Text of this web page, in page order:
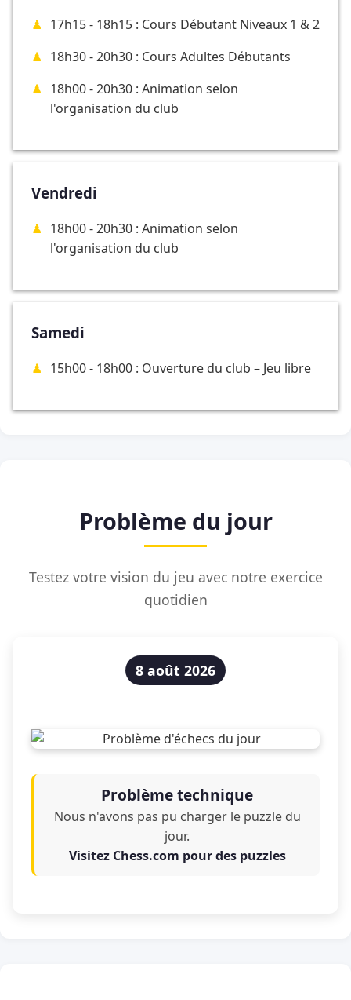
17h15 - 18h15 : Cours Débutant Niveaux 1 & 2
18h30 - 20h30 : Cours Adultes Débutants
18h00 - 20h30 : Animation selon
l'organisation du club
Vendredi
18h00 - 20h30 : Animation selon
l'organisation du club
Samedi
15h00 - 18h00 : Ouverture du club – Jeu libre
Problème du jour
Testez votre vision du jeu avec notre exercice
quotidien
8 août 2026
Problème technique
Nous n'avons pas pu charger le puzzle du
jour.
Visitez Chess.com pour des puzzles